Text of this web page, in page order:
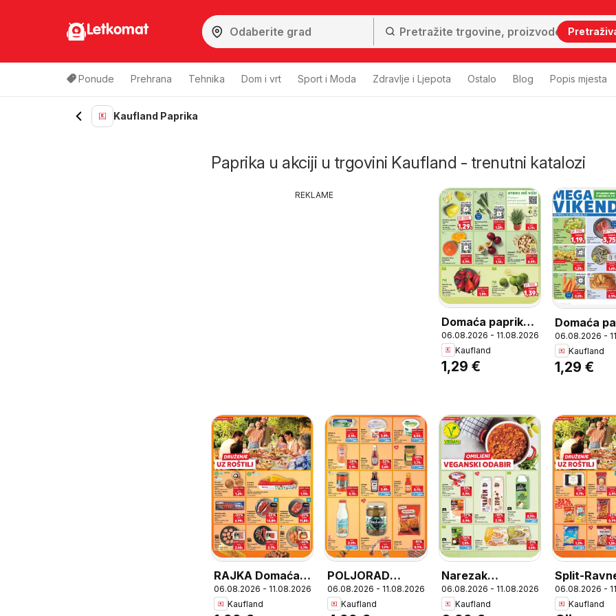
Letkomat
Ponude Prehrana Tehnika Dom i vrt Sport i Moda Zdravlje i Ljepota Ostalo Blog Popis mjesta
Kaufland Paprika
Paprika u akciji u trgovini Kaufland - trenutni katalozi
REKLAME
Domaća paprika
babura, 1 kg
06.08.2026 - 11.08.2026
Kaufland
1,29 €
Domaća
rotunda, 1
MPC
06.08.2026 -
Kaufland
1,29 €
RAJKA Domaća
paprika rog mix,
RAJKA Domaća
06.08.2026 - 11.08.2026
Kaufland
POLJORAD
Paprika sa
kajmakom i sirom,
06.08.2026 - 11.08.2026
Kaufland
Narezak
veganski paprika
ili povrće, 100 g,
06.08.2026 - 11.08.2026
Kaufland
Split-
06.08.2026 -
Kaufland